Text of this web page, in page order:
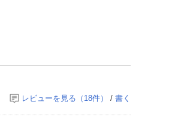
レビューを見る（ 18件） / 書く